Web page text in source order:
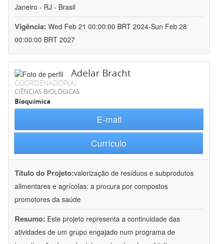
Janeiro - RJ - Brasil
Vigência: Wed Feb 21 00:00:00 BRT 2024-Sun Feb 28
00:00:00 BRT 2027
Adelar Bracht
COORDENADOR(A)
CIÊNCIAS BIOLÓGICAS
Bioquímica
E-mail
Currículo
Título do Projeto:valorização de resíduos e subprodutos
alimentares e agrícolas: a procura por compostos
promotores da saúde
Resumo: Este projeto representa a continuidade das
atividades de um grupo engajado num programa de